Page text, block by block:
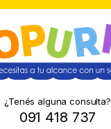
¿Tenés alguna consulta?
091 418 737